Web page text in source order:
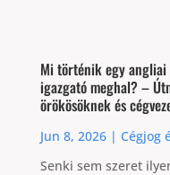
Mi történik egy angliai
igazgató meghal? –
örökösöknek és
Jun 8, 2026| Cégjog
Senki sem szeret